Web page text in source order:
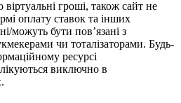
віртуальні гроші, також сайт не
оплату ставок та інших
можуть бути пов’язані з
чи тоталізаторами. Будь-
ресурсі
виключно в